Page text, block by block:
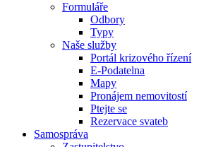
Formuláře
Odbory
Typy
Naše služby
Portál krizového řízení
E-Podatelna
Mapy
Pronájem nemovitostí
Ptejte se
Rezervace svateb
Samospráva